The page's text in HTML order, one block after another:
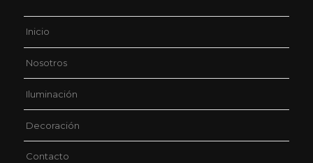
Inicio
Nosotros
Iluminación
Decoración
Contacto